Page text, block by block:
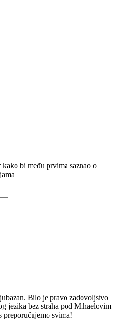
kako bi među prvima saznao o
Bilo je pravo zadovoljstvo
jezika bez straha pod Mihaelovim
preporučujemo svima!